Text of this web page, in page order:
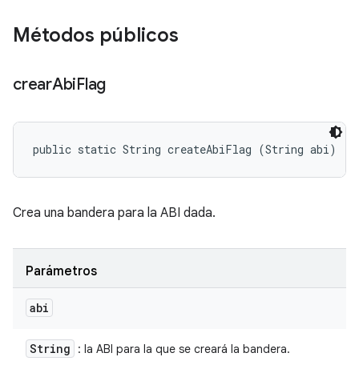
Métodos públicos
crearAbiFlag
public static String createAbiFlag (String abi)
Crea una bandera para la ABI dada.
Parámetros
abi
String : la ABI para la que se creará la bandera.